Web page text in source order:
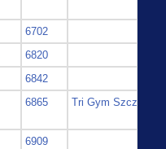
6702
6820
6842
6865 Tri Gym Szczecin
6909